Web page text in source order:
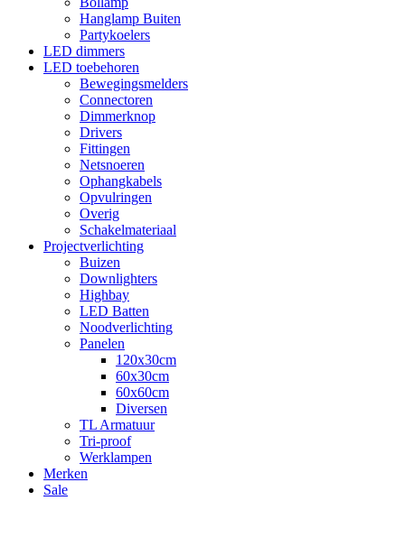
Hanglamp Buiten
Partykoelers
LED dimmers
LED toebehoren
Bewegingsmelders
Connectoren
Dimmerknop
Drivers
Fittingen
Netsnoeren
Ophangkabels
Opvulringen
Overig
Schakelmateriaal
Projectverlichting
Buizen
Downlighters
Highbay
LED Batten
Noodverlichting
Panelen
120x30cm
60x30cm
60x60cm
Diversen
TL Armatuur
Tri-proof
Werklampen
Merken
Sale